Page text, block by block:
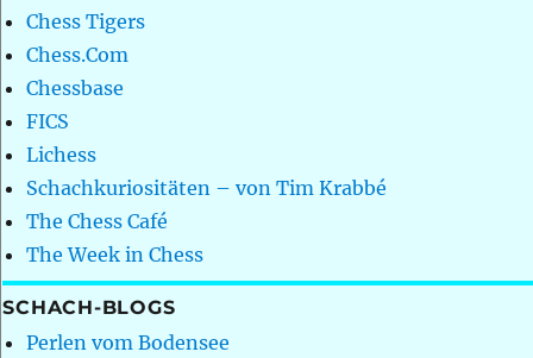
Chess Tigers
Chess.Com
Chessbase
FICS
Lichess
Schachkuriositäten – von Tim Krabbé
The Chess Café
The Week in Chess
SCHACH-BLOGS
Perlen vom Bodensee